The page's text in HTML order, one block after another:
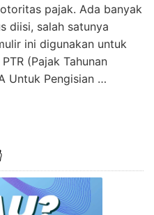
pajak. Ada banyak
diisi, salah satunya
ini digunakan untuk
(Pajak Tahunan
Untuk Pengisian …